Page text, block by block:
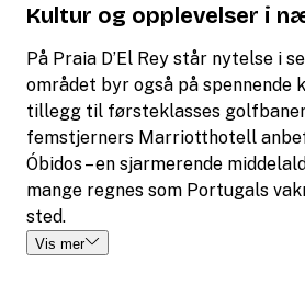
Kultur og opplevelser i
På Praia D’El Rey står nytelse i
området byr også på spennende
tillegg til førsteklasses
femstjerners Marriotthotell
Óbidos – en sjarmerende
mange regnes som Portugals
sted.
Vis mer